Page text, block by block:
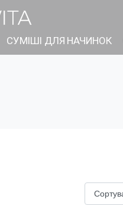
СУМІШІ ДЛЯ НАЧИНОК